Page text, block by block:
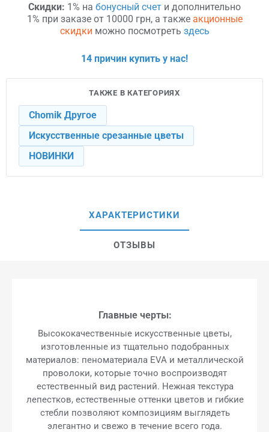
Скидки: 1% на бонусный счет и дополнительно
1% при заказе от 10000 грн, а также акционные
скидки можно посмотреть здесь
14 причин купить у нас!
ТАКЖЕ В КАТЕГОРИЯХ
Chomik Другое
Искусственные срезанные цветы
НОВИНКИ
ХАРАКТЕРИСТИКИ
ОТЗЫВЫ
Главные черты:
Высококачественные искусственные цветы,
изготовленные из тщательно подобранных
материалов: пеноматериала EVA и металлической
проволоки, которые точно воспроизводят
естественный вид растений. Нежная текстура
лепестков, естественные оттенки цветов и гибкие
стебли позволяют композициям выглядеть
элегантно и свежо в течение всего года.